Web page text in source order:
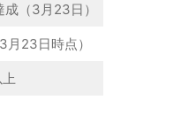
（3月23日）
月23日時点）